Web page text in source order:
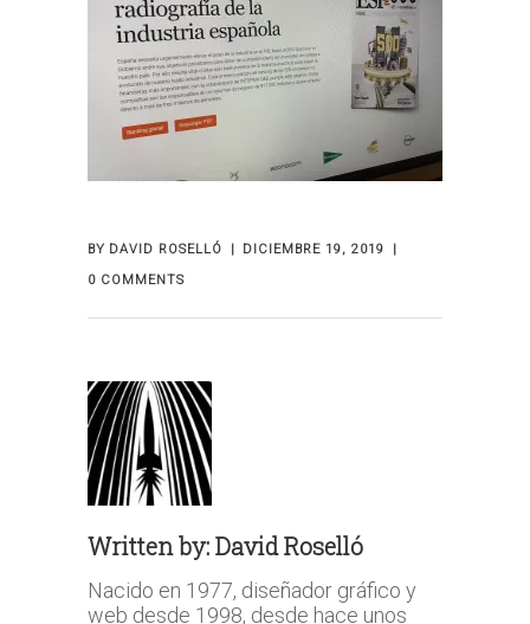
BY DAVID ROSELLÓ
DICIEMBRE 19, 2019
0 COMMENTS
Written by:David Roselló
Nacido en 1977, diseñador gráfico y
web desde 1998, desde hace unos